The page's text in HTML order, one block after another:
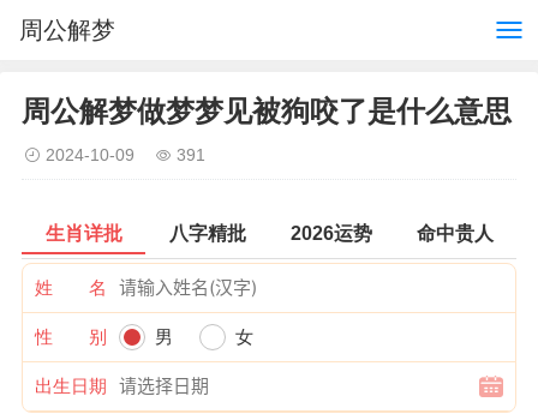
周公解梦
周公解梦做梦梦见被狗咬了是什么意思
2024-10-09 391
生肖详批 八字精批 2026运势 命中贵人
姓 名
性 别 男 女
出生日期